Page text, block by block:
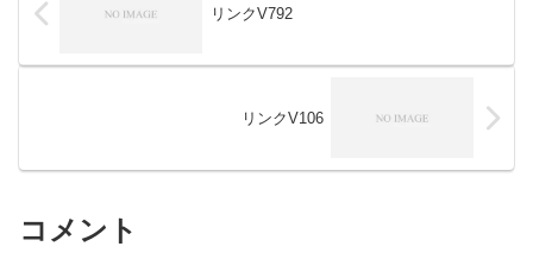
リンクV792
リンクV106
コメント